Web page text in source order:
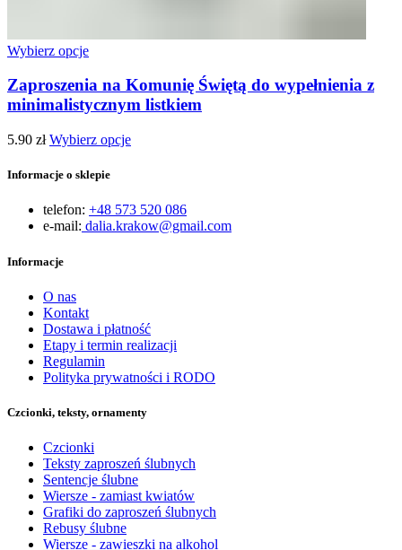
Wybierz opcje
Zaproszenia na Komunię Świętą do wypełnienia z
minimalistycznym listkiem
5.90 zł Wybierz opcje
Informacje o sklepie
telefon: +48 573 520 086
e-mail: dalia.krakow@gmail.com
Informacje
O nas
Kontakt
Dostawa i płatność
Etapy i termin realizacji
Regulamin
Polityka prywatności i RODO
Czcionki, teksty, ornamenty
Czcionki
Teksty zaproszeń ślubnych
Sentencje ślubne
Wiersze - zamiast kwiatów
Grafiki do zaproszeń ślubnych
Rebusy ślubne
Wiersze - zawieszki na alkohol